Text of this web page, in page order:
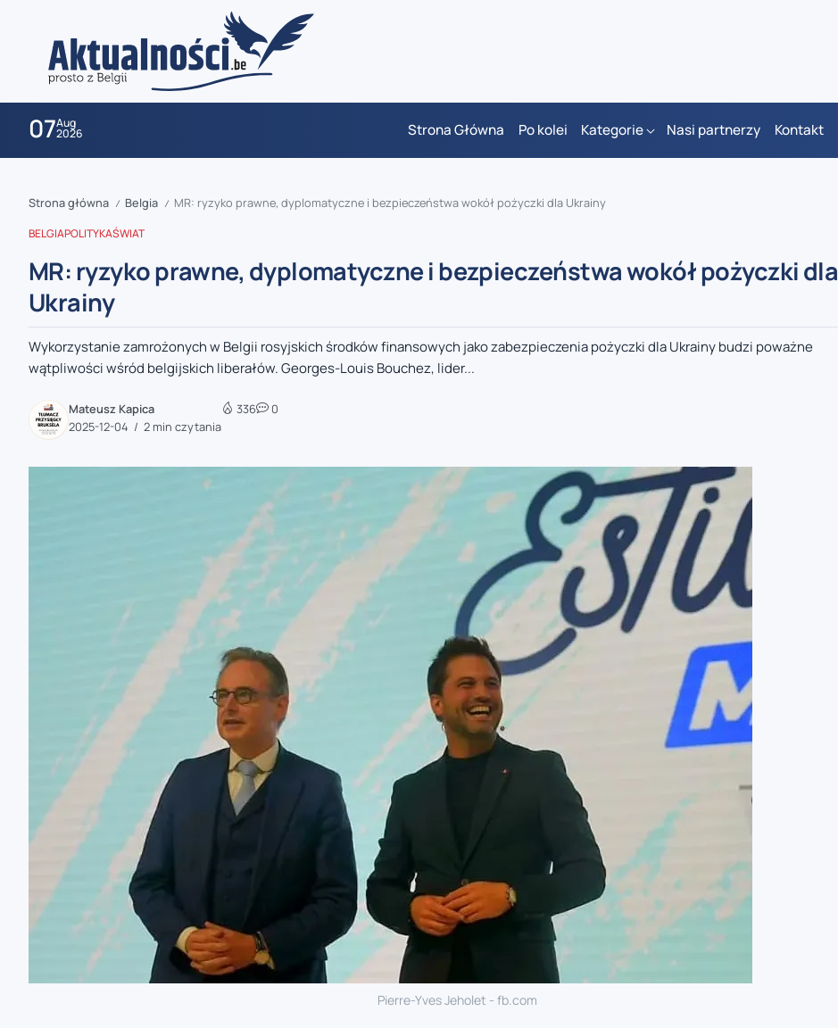
07Aug
2026 Strona Główna Po kolei Kategorie Nasi partnerzy Kontakt
zaobserwuj nas
zaobserwuj nas
zaobserwuj nas
Strona główna / Belgia / MR: ryzyko prawne, dyplomatyczne i bezpieczeństwa wokół pożyczki dla Ukrainy
BELGIAPOLITYKAŚWIAT
MR: ryzyko prawne, dyplomatyczne i bezpieczeństwa wokół pożyczki dla
Ukrainy
Wykorzystanie zamrożonych w Belgii rosyjskich środków finansowych jako zabezpieczenia pożyczki dla Ukrainy budzi poważne
wątpliwości wśród belgijskich liberałów. Georges-Louis Bouchez, lider...
Mateusz Kapica
2025-12-04
2 min czytania
336 0
Pierre-Yves Jeholet - fb.com